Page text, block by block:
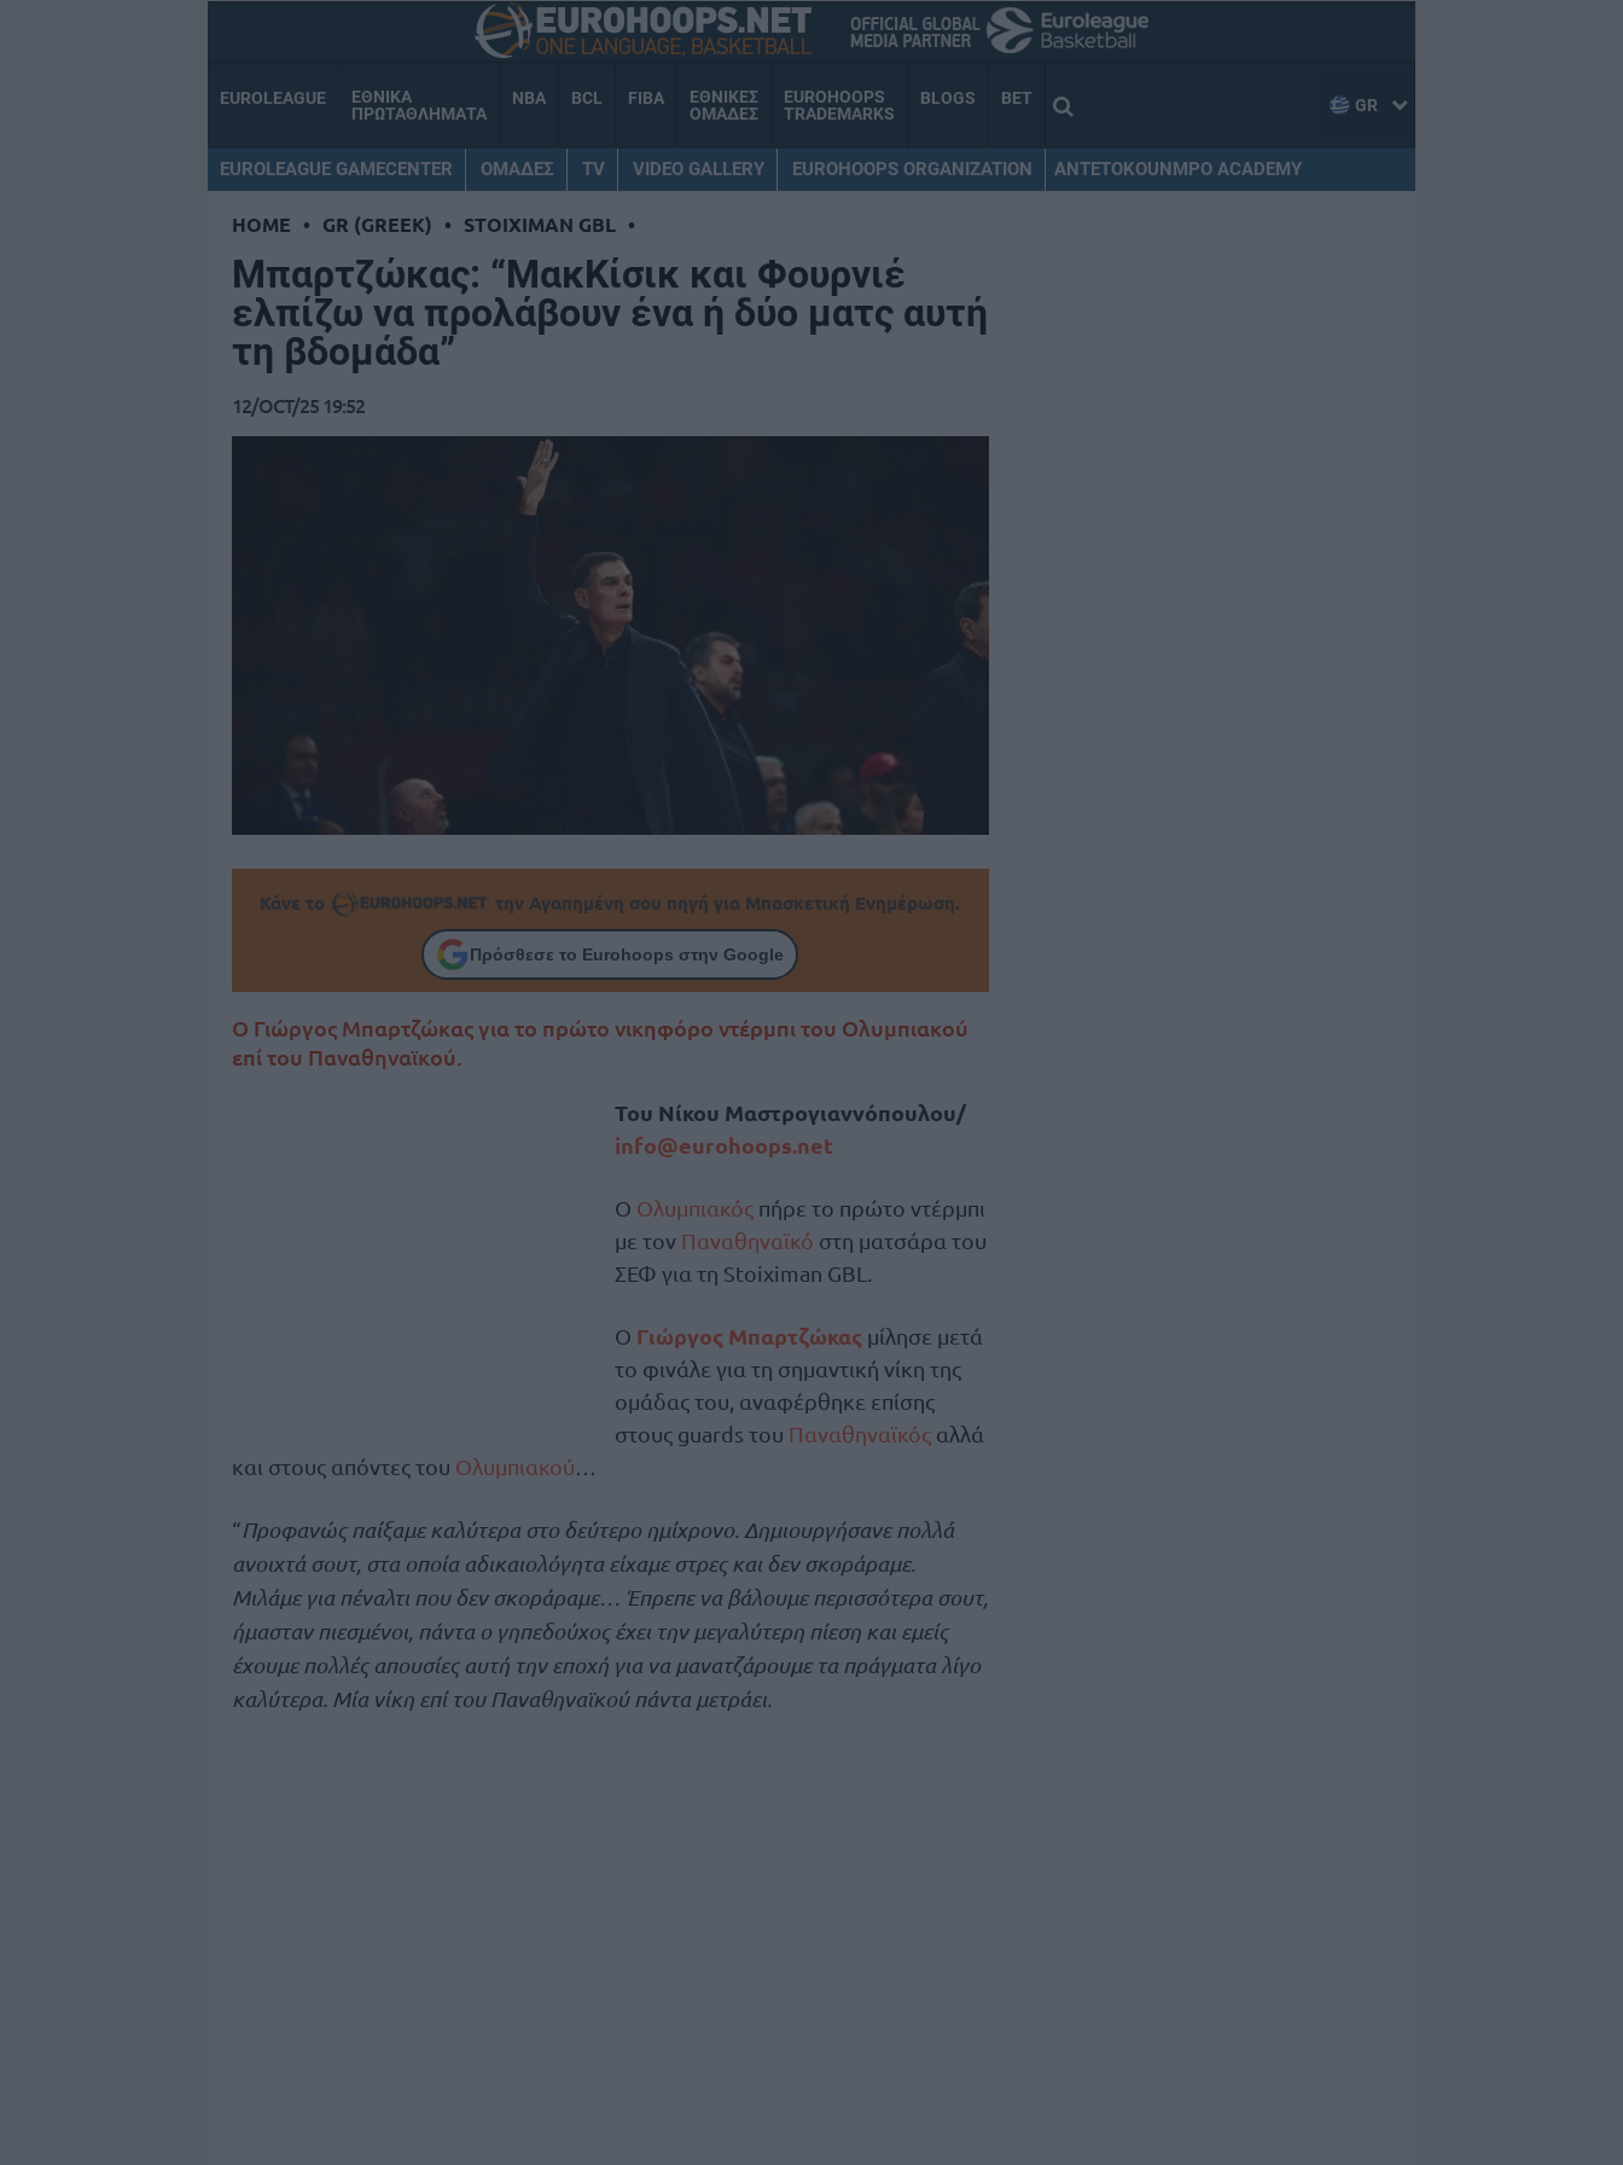
EUROLEAGUE
ΕΘΝΙΚΑ
ΠΡΩΤΑΘΛΗΜΑΤΑ
NBA BCL FIBA
ΕΘΝΙΚΕΣ
ΟΜΑΔΕΣ
EUROHOOPS
TRADEMARKS
BLOGS BET GR
EUROLEAGUE GAMECENTER ΟΜΑΔΕΣ TV VIDEO GALLERY EUROHOOPS ORGANIZATION ANTETOKOUNMPO ACADEMY
HOME • GR (GREEK) • STOIXIMAN GBL •
Μπαρτζώκας: “ΜακΚίσικ και Φουρνιέ
ελπίζω να προλάβουν ένα ή δύο ματς αυτή
τη βδομάδα”
12/OCT/25 19:52
Κάνε το την Αγαπημένη σου πηγή για Μπασκετική Ενημέρωση.
Πρόσθεσε το Eurohoops στην Google
Ο Γιώργος Μπαρτζώκας για το πρώτο νικηφόρο ντέρμπι του Ολυμπιακού
επί του Παναθηναϊκού.
Του Νίκου Μαστρογιαννόπουλου/
info@eurohoops.net
Ο Ολυμπιακόςπήρε το πρώτο ντέρμπι
με τον Παναθηναϊκό στη ματσάρα του
ΣΕΦ για τη Stoiximan GBL.
Ο Γιώργος Μπαρτζώκας μίλησε μετά
το φινάλε για τη σημαντική νίκη της
ομάδας του, αναφέρθηκε επίσης
στους guards του Παναθηναϊκόςαλλά
και στους απόντες του Ολυμπιακού
“Προφανώς παίξαμε καλύτερα στο δεύτερο ημίχρονο. Δημιουργήσανε πολλά
ανοιχτά σουτ, στα οποία αδικαιολόγητα είχαμε στρες και δεν σκοράραμε.
Μιλάμε για πέναλτι που δεν σκοράραμε… Έπρεπε να βάλουμε περισσότερα σουτ,
ήμασταν πιεσμένοι, πάντα ο γηπεδούχος έχει την μεγαλύτερη πίεση και εμείς
έχουμε πολλές απουσίες αυτή την εποχή για να μανατζάρουμε τα πράγματα λίγο
καλύτερα. Μία νίκη επί του Παναθηναϊκού πάντα μετράει.